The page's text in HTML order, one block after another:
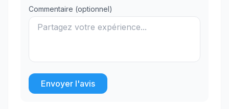
Commentaire (optionnel)
Envoyer l'avis